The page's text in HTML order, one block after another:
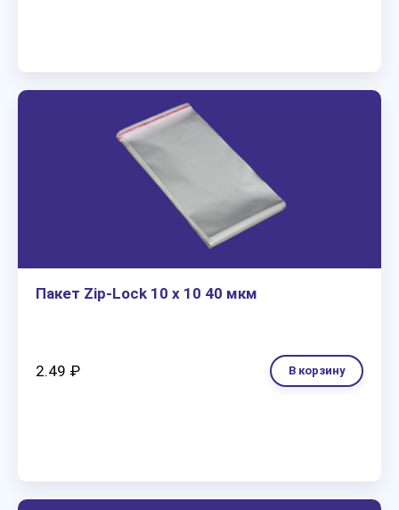
Пакет Zip-Lock 10 х 10 40 мкм
2.49 ₽ В корзину